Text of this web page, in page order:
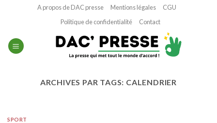
A propos de DAC presse Mentions légales
CGU
Politique de confidentialité
Contact
ARCHIVES PAR TAGS: CALENDRIER
SPORT